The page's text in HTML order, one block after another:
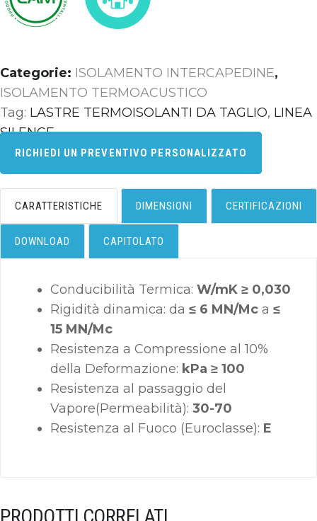
Categorie: ISOLAMENTO INTERCAPEDINE,
ISOLAMENTO TERMOACUSTICO
Tag: LASTRE TERMOISOLANTI DA TAGLIO, LINEA
SILENCE
RICHIEDI UN PREVENTIVO PERSONALIZZATO
CARATTERISTICHE DIMENSIONI CERTIFICAZIONI
DOWNLOAD CAPITOLATO
Conducibilità Termica: W/mK ≥ 0,030
Rigidità dinamica: da ≤ 6 MN/Mc a ≤
15 MN/Mc
Resistenza a Compressione al 10%
della Deformazione: kPa ≥ 100
Resistenza al passaggio del
Vapore(Permeabilità): 30-70
Resistenza al Fuoco (Euroclasse): E